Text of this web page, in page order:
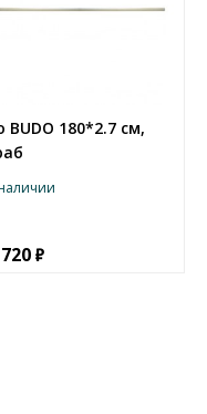
BUDO 180*2.7 см,